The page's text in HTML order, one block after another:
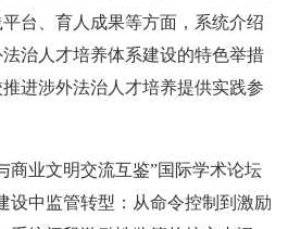
台、育人成果等方面，系统介绍
治人才培养体系建设的特色举措
进涉外法治人才培养提供实践参
商业文明交流互鉴”国际学术论坛
设中监管转型：从命令控制到激励